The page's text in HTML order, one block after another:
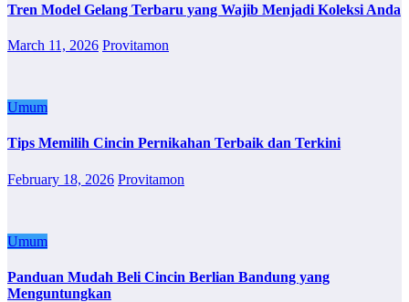
Tren Model Gelang Terbaru yang Wajib Menjadi Koleksi Anda
March 11, 2026 Provitamon
Umum
Tips Memilih Cincin Pernikahan Terbaik dan Terkini
February 18, 2026 Provitamon
Umum
Panduan Mudah Beli Cincin Berlian Bandung yang
Menguntungkan